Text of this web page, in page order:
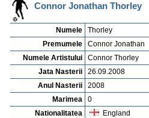
Connor Jonathan Thorley
Numele
Thorley
Premumele
Connor Jonathan
Numele Artistului
Connor Thorley
Jata Nasterii
26.09.2008
Anul Nasterii
2008
Marimea
0
Nationalitatea
England